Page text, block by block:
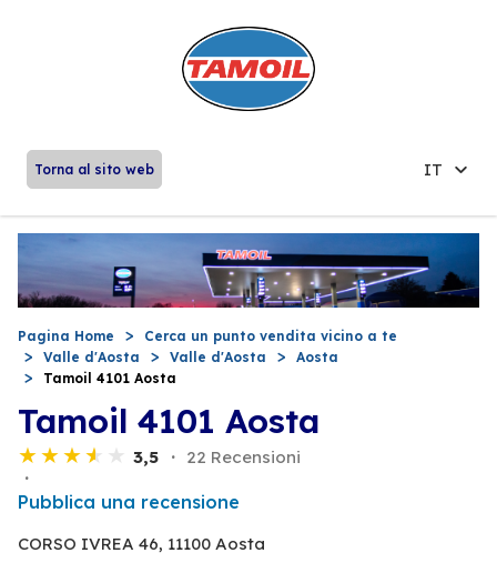
Torna al sito web IT
Pagina Home
Cerca un punto vendita vicino a te
Valle d'Aosta
Valle d'Aosta
Aosta
Tamoil 4101 Aosta
Tamoil 4101 Aosta
3,5 22 Recensioni
Pubblica una recensione
CORSO IVREA 46, 11100 Aosta